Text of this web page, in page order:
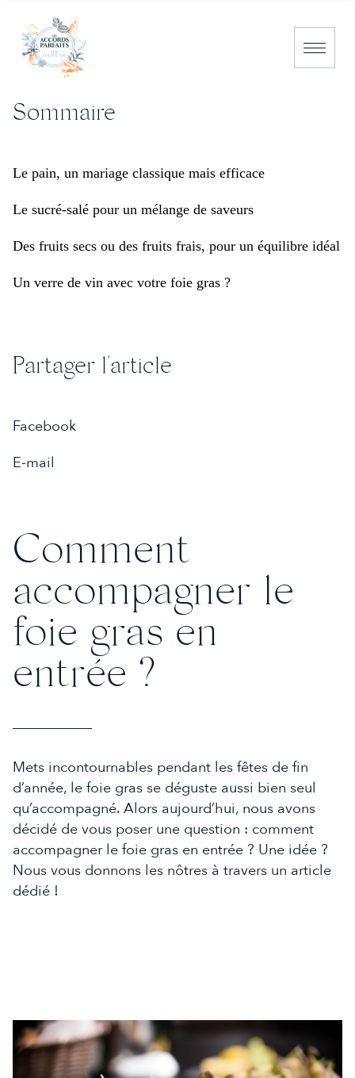
NOS BOUTIQUES
DEAUVILLE
PORT EN BESSIN
NOS CONSEILS
Sommaire
Le pain, un mariage classique mais efficace
Le sucré-salé pour un mélange de saveurs
Des fruits secs ou des fruits frais, pour un équilibre idéal
Un verre de vin avec votre foie gras ?
Partager l'article
Facebook
E-mail
Comment
accompagner le
foie gras en
entrée ?
Mets incontournables pendant les fêtes de fin
d’année, le foie gras se déguste aussi bien seul
qu’accompagné. Alors aujourd’hui, nous avons
décidé de vous poser une question : comment
accompagner le foie gras en entrée ? Une idée ?
Nous vous donnons les nôtres à travers un article
dédié !